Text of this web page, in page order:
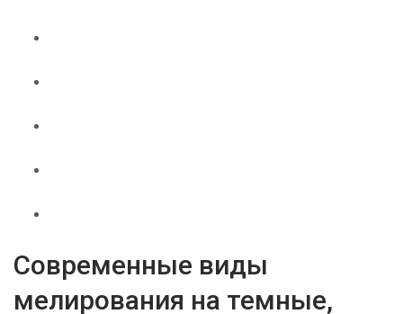
Современные виды
мелирования на темные,